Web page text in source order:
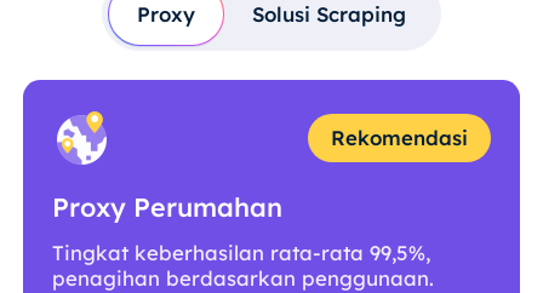
Proxy Solusi Scraping
Rekomendasi
Proxy Perumahan
Tingkat keberhasilan rata-rata 99,5%,
penagihan berdasarkan penggunaan.